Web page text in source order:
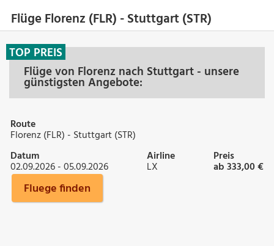
Flüge Florenz (FLR) - Stuttgart (STR)
Flüge von Florenz nach Stuttgart - unsere
günstigsten Angebote:
TOP PREIS
Route
Florenz (FLR) - Stuttgart (STR)
Datum
02.09.2026 - 05.09.2026
Airline
LX
Preis
ab 333,00 €
Fluege finden